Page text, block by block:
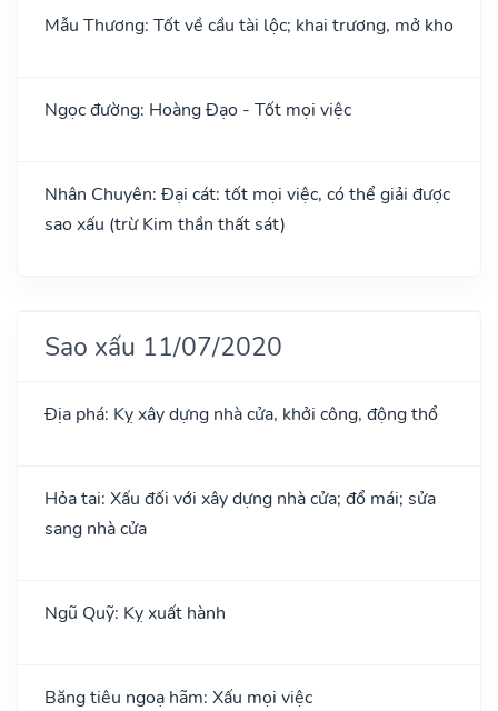
Mẫu Thương: Tốt về cầu tài lộc; khai trương, mở kho
Ngọc đường: Hoàng Đạo - Tốt mọi việc
Nhân Chuyên: Đại cát: tốt mọi việc, có thể giải được
sao xấu (trừ Kim thần thất sát)
Sao xấu 11/07/2020
Địa phá: Kỵ xây dựng nhà cửa, khởi công, động thổ
Hỏa tai: Xấu đối với xây dựng nhà cửa; đổ mái; sửa
sang nhà cửa
Ngũ Quỹ: Kỵ xuất hành
Băng tiêu ngoạ hãm: Xấu mọi việc